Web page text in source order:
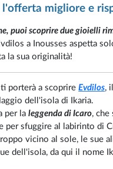
l'offerta migliore e
puoi scoprire due gioielli
a Inousses aspetta
la sua originalità!
ti porterà a scoprireEvdilos,
dell'isola di Ikaria.
per laleggenda di Icaro, che
per sfuggire al labirinto di
vicino al sole, le sue
dell'isola, da qui il nome